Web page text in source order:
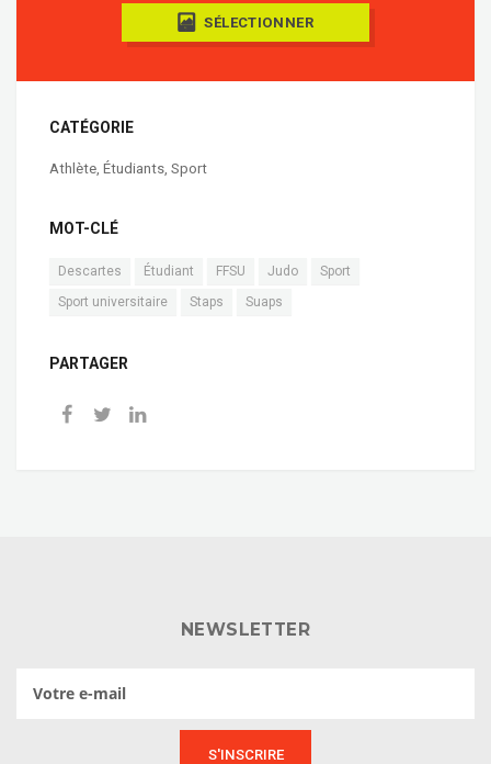
SÉLECTIONNER
CATÉGORIE
Athlète, Étudiants, Sport
MOT-CLÉ
Descartes Étudiant FFSU Judo
Sport
Sport universitaire
Staps Suaps
PARTAGER
NEWSLETTER